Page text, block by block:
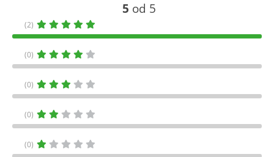
5 od 5
(2)
(0)
(0)
(0)
(0)